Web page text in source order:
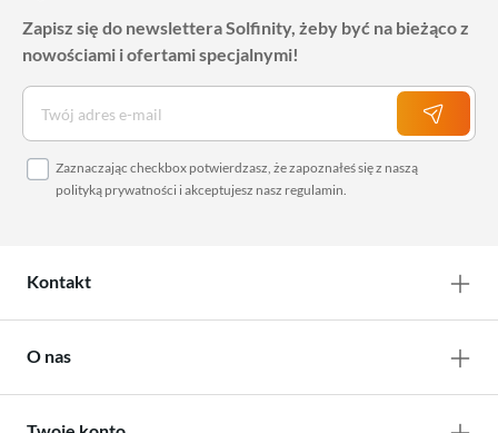
Zapisz się do newslettera Solfinity, żeby być na bieżąco z
nowościami i ofertami specjalnymi!
Zaznaczając checkbox potwierdzasz, że zapoznałeś się z naszą
polityką prywatności i akceptujesz nasz regulamin.
Kontakt
O nas